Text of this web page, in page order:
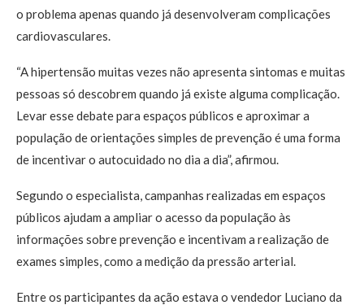
o problema apenas quando já desenvolveram complicações
cardiovasculares.
“A hipertensão muitas vezes não apresenta sintomas e muitas
pessoas só descobrem quando já existe alguma complicação.
Levar esse debate para espaços públicos e aproximar a
população de orientações simples de prevenção é uma forma
de incentivar o autocuidado no dia a dia”, afirmou.
Segundo o especialista, campanhas realizadas em espaços
públicos ajudam a ampliar o acesso da população às
informações sobre prevenção e incentivam a realização de
exames simples, como a medição da pressão arterial.
Entre os participantes da ação estava o vendedor Luciano da